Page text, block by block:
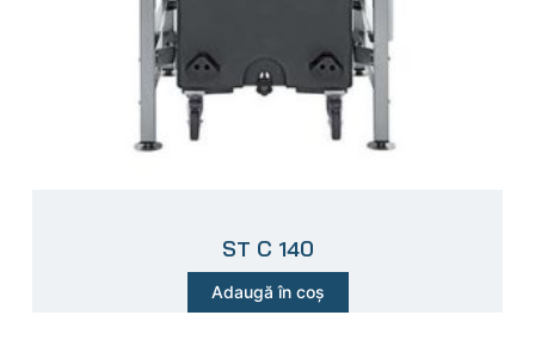
ST C 140
Adaugă în coș